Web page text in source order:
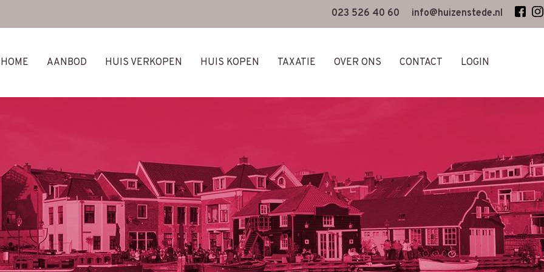
023 526 40 60 info@huizenstede.nl
HOME AANBOD HUIS VERKOPEN HUIS KOPEN TAXATIE OVER ONS CONTACT LOGIN